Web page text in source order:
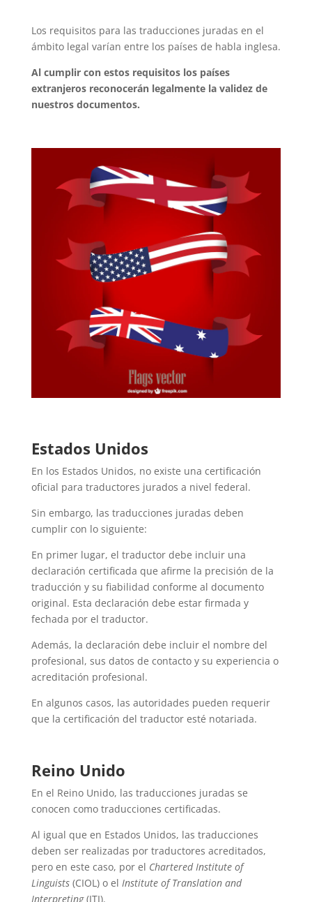
Los requisitos para las traducciones juradas en el
ámbito legal varían entre los países de habla inglesa.
Al cumplir con estos requisitos los países
extranjeros reconocerán legalmente la validez de
nuestros documentos.
Estados Unidos
En los Estados Unidos, no existe una certificación
oficial para traductores jurados a nivel federal.
Sin embargo, las traducciones juradas deben
cumplir con lo siguiente:
En primer lugar, el traductor debe incluir una
declaración certificada que afirme la precisión de la
traducción y su fiabilidad conforme al documento
original. Esta declaración debe estar firmada y
fechada por el traductor.
Además, la declaración debe incluir el nombre del
profesional, sus datos de contacto y su experiencia o
acreditación profesional.
En algunos casos, las autoridades pueden requerir
que la certificación del traductor esté notariada.
Reino Unido
En el Reino Unido, las traducciones juradas se
conocen como traducciones certificadas.
Al igual que en Estados Unidos, las traducciones
deben ser realizadas por traductores acreditados,
pero en este caso, por el Chartered Institute of
Linguists(CIOL) o el Institute of Translation and
Interpreting(ITI).